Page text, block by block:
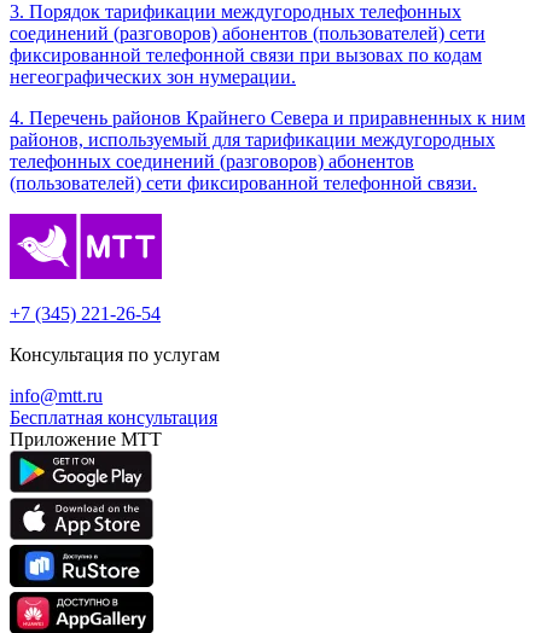
3. Порядок тарификации междугородных телефонных
соединений (разговоров) абонентов (пользователей) сети
фиксированной телефонной связи при вызовах по кодам
негеографических зон нумерации.
4. Перечень районов Крайнего Севера и приравненных к ним
районов, используемый для тарификации междугородных
телефонных соединений (разговоров) абонентов
(пользователей) сети фиксированной телефонной связи.
+7 (345) 221-26-54
Консультация по услугам
info@mtt.ru
Бесплатная консультация
Приложение МТТ